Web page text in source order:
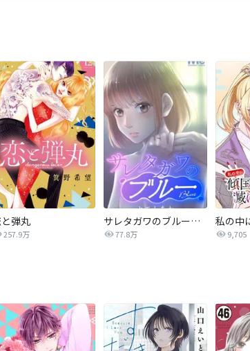
弾丸
257.9万
サレタガワのブルー【タテヨミ】
77.8万 9,705